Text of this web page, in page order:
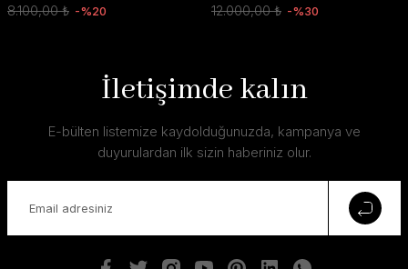
8.100,00 ₺ -%20 12.000,00 ₺ -%30
İletişimde kalın
E-bülten listemize kaydolduğunuzda, kampanya ve
duyurulardan ilk sizin haberiniz olur.